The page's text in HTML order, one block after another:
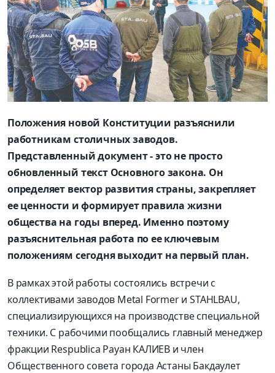
Положения новой Конституции разъяснили
работникам столичных заводов.
Представленный документ - это не просто
обновленный текст Основного закона. Он
определяет вектор развития страны, закрепляет
ее ценности и формирует правила жизни
общества на годы вперед. Именно поэтому
разъяснительная работа по ее ключевым
положениям сегодня выходит на первый план.
В рамках этой работы состоялись встречи с
коллективами заводов Metal Former и STAHLBAU,
специализирующихся на производстве специальной
техники. С рабочими пообщались главный менеджер
фракции Respublica Рауан КАЛИЕВ и член
Общественного совета города Астаны Бакдаулет